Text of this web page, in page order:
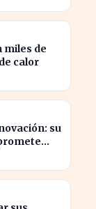
miles de
calor
su